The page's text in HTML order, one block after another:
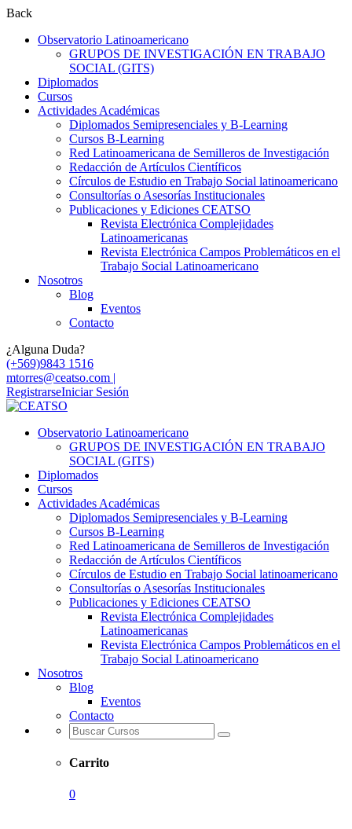
Back
Observatorio Latinoamericano
GRUPOS DE INVESTIGACIÓN EN TRABAJO
SOCIAL (GITS)
Diplomados
Cursos
Actividades Académicas
Diplomados Semipresenciales y B-Learning
Cursos B-Learning
Red Latinoamericana de Semilleros de Investigación
Redacción de Artículos Científicos
Círculos de Estudio en Trabajo Social latinoamericano
Consultorías o Asesorías Institucionales
Publicaciones y Ediciones CEATSO
Revista Electrónica Complejidades
Latinoamericanas
Revista Electrónica Campos Problemáticos en el
Trabajo Social Latinoamericano
Nosotros
Blog
Eventos
Contacto
¿Alguna Duda?
(+569)9843 1516
mtorres@ceatso.com |
RegistrarseIniciar Sesión
Observatorio Latinoamericano
GRUPOS DE INVESTIGACIÓN EN TRABAJO
SOCIAL (GITS)
Diplomados
Cursos
Actividades Académicas
Diplomados Semipresenciales y B-Learning
Cursos B-Learning
Red Latinoamericana de Semilleros de Investigación
Redacción de Artículos Científicos
Círculos de Estudio en Trabajo Social latinoamericano
Consultorías o Asesorías Institucionales
Publicaciones y Ediciones CEATSO
Revista Electrónica Complejidades
Latinoamericanas
Revista Electrónica Campos Problemáticos en el
Trabajo Social Latinoamericano
Nosotros
Blog
Eventos
Contacto
Carrito
0